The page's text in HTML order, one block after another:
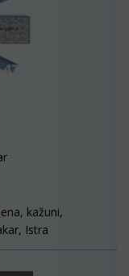
kažuni,
Istra